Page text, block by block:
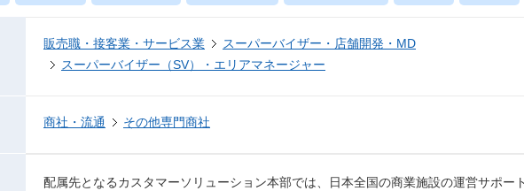
販売職・接客業・サービス業
スーパーバイザー・店舗開発・MD
スーパーバイザー（SV）・エリアマネージャー
商社・流通 その他専門商社
配属先となるカスタマーソリューション本部では、日本全国の商業施設の運営サポー